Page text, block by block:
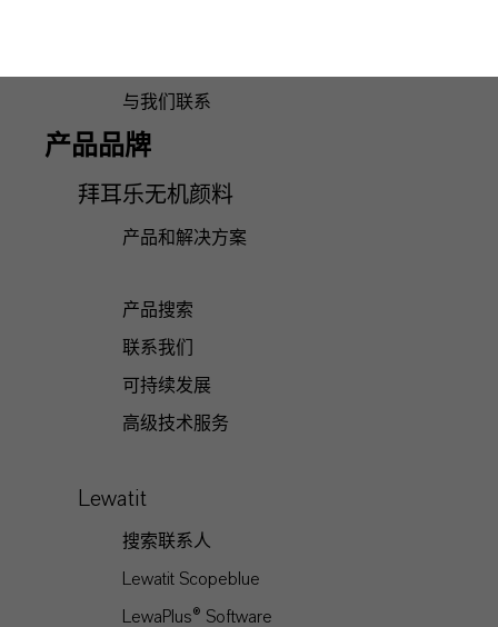
与我们联系
产品品牌
拜耳乐无机颜料
产品和解决方案
产品搜索
联系我们
可持续发展
高级技术服务
Lewatit
搜索联系人
Lewatit Scopeblue
LewaPlus® Software